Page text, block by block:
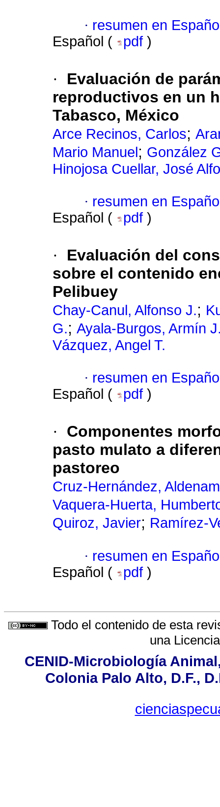
· resumen en
Español (
pdf )
·
Evaluación de
reproductivos en un
Tabasco, México
Arce Recinos, Carlos;
Mario Manuel ; González
Hinojosa Cuellar, José
· resumen en
Español (
pdf )
·
Evaluación del
sobre el contenido
Pelibuey
Chay-Canul, Alfonso J.;
G.; Ayala-Burgos, Armín
Vázquez, Angel T.
· resumen en
Español (
pdf )
·
Componentes
pasto mulato a
pastoreo
Cruz-Hernández,
Vaquera-Huerta,
Quiroz, Javier; Ramírez-
· resumen en
Español (
pdf )
Todo el contenido de esta
una
CENID-Microbiología
Colonia Palo Alto, D.F.,